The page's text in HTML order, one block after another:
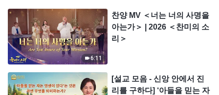
6:11
찬양 MV ＜너는 너의 사명을
아는가＞ | 2026 ＜찬미의 소
리＞
[설교 모음 - 신앙 안에서 진
리를 구하다] ‘아들을 믿는 자